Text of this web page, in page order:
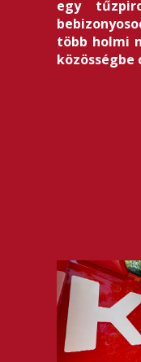
egy
több holmi
közösségbe